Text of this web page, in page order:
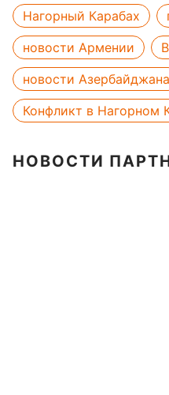
Нагорный Карабах
новости Армении
новости Азербайджана
Конфликт в Нагорном
НОВОСТИ